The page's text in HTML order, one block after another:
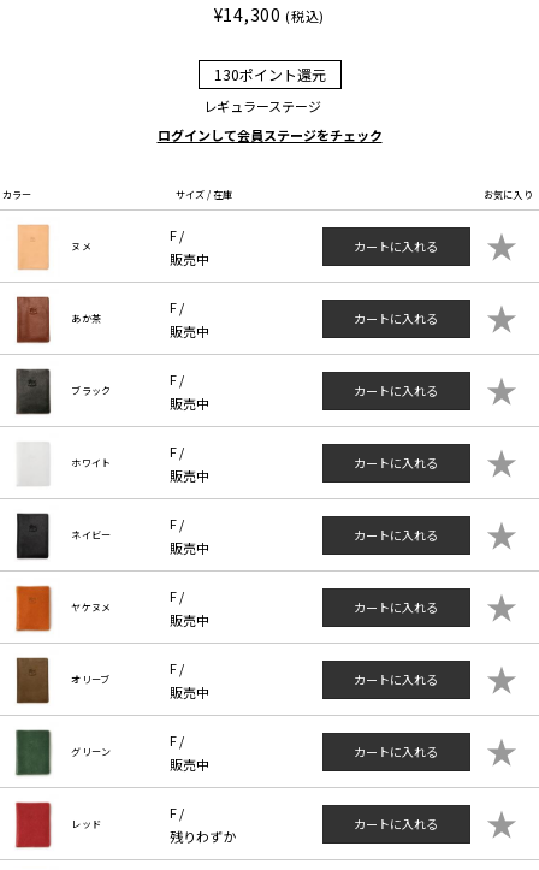
¥14,300 (税込)
130ポイント還元
レギュラーステージ
ログインして会員ステージをチェック
カラー サイズ / 在庫 お気に入り
ヌメ
F /
販売中
カートに入れる ★
あか茶
F /
販売中
カートに入れる ★
ブラック
F /
販売中
カートに入れる ★
ホワイト
F /
販売中
カートに入れる ★
ネイビー
F /
販売中
カートに入れる ★
ヤケヌメ
F /
販売中
カートに入れる ★
オリーブ
F /
販売中
カートに入れる ★
グリーン
F /
販売中
カートに入れる ★
レッド
F /
残りわずか
カートに入れる ★